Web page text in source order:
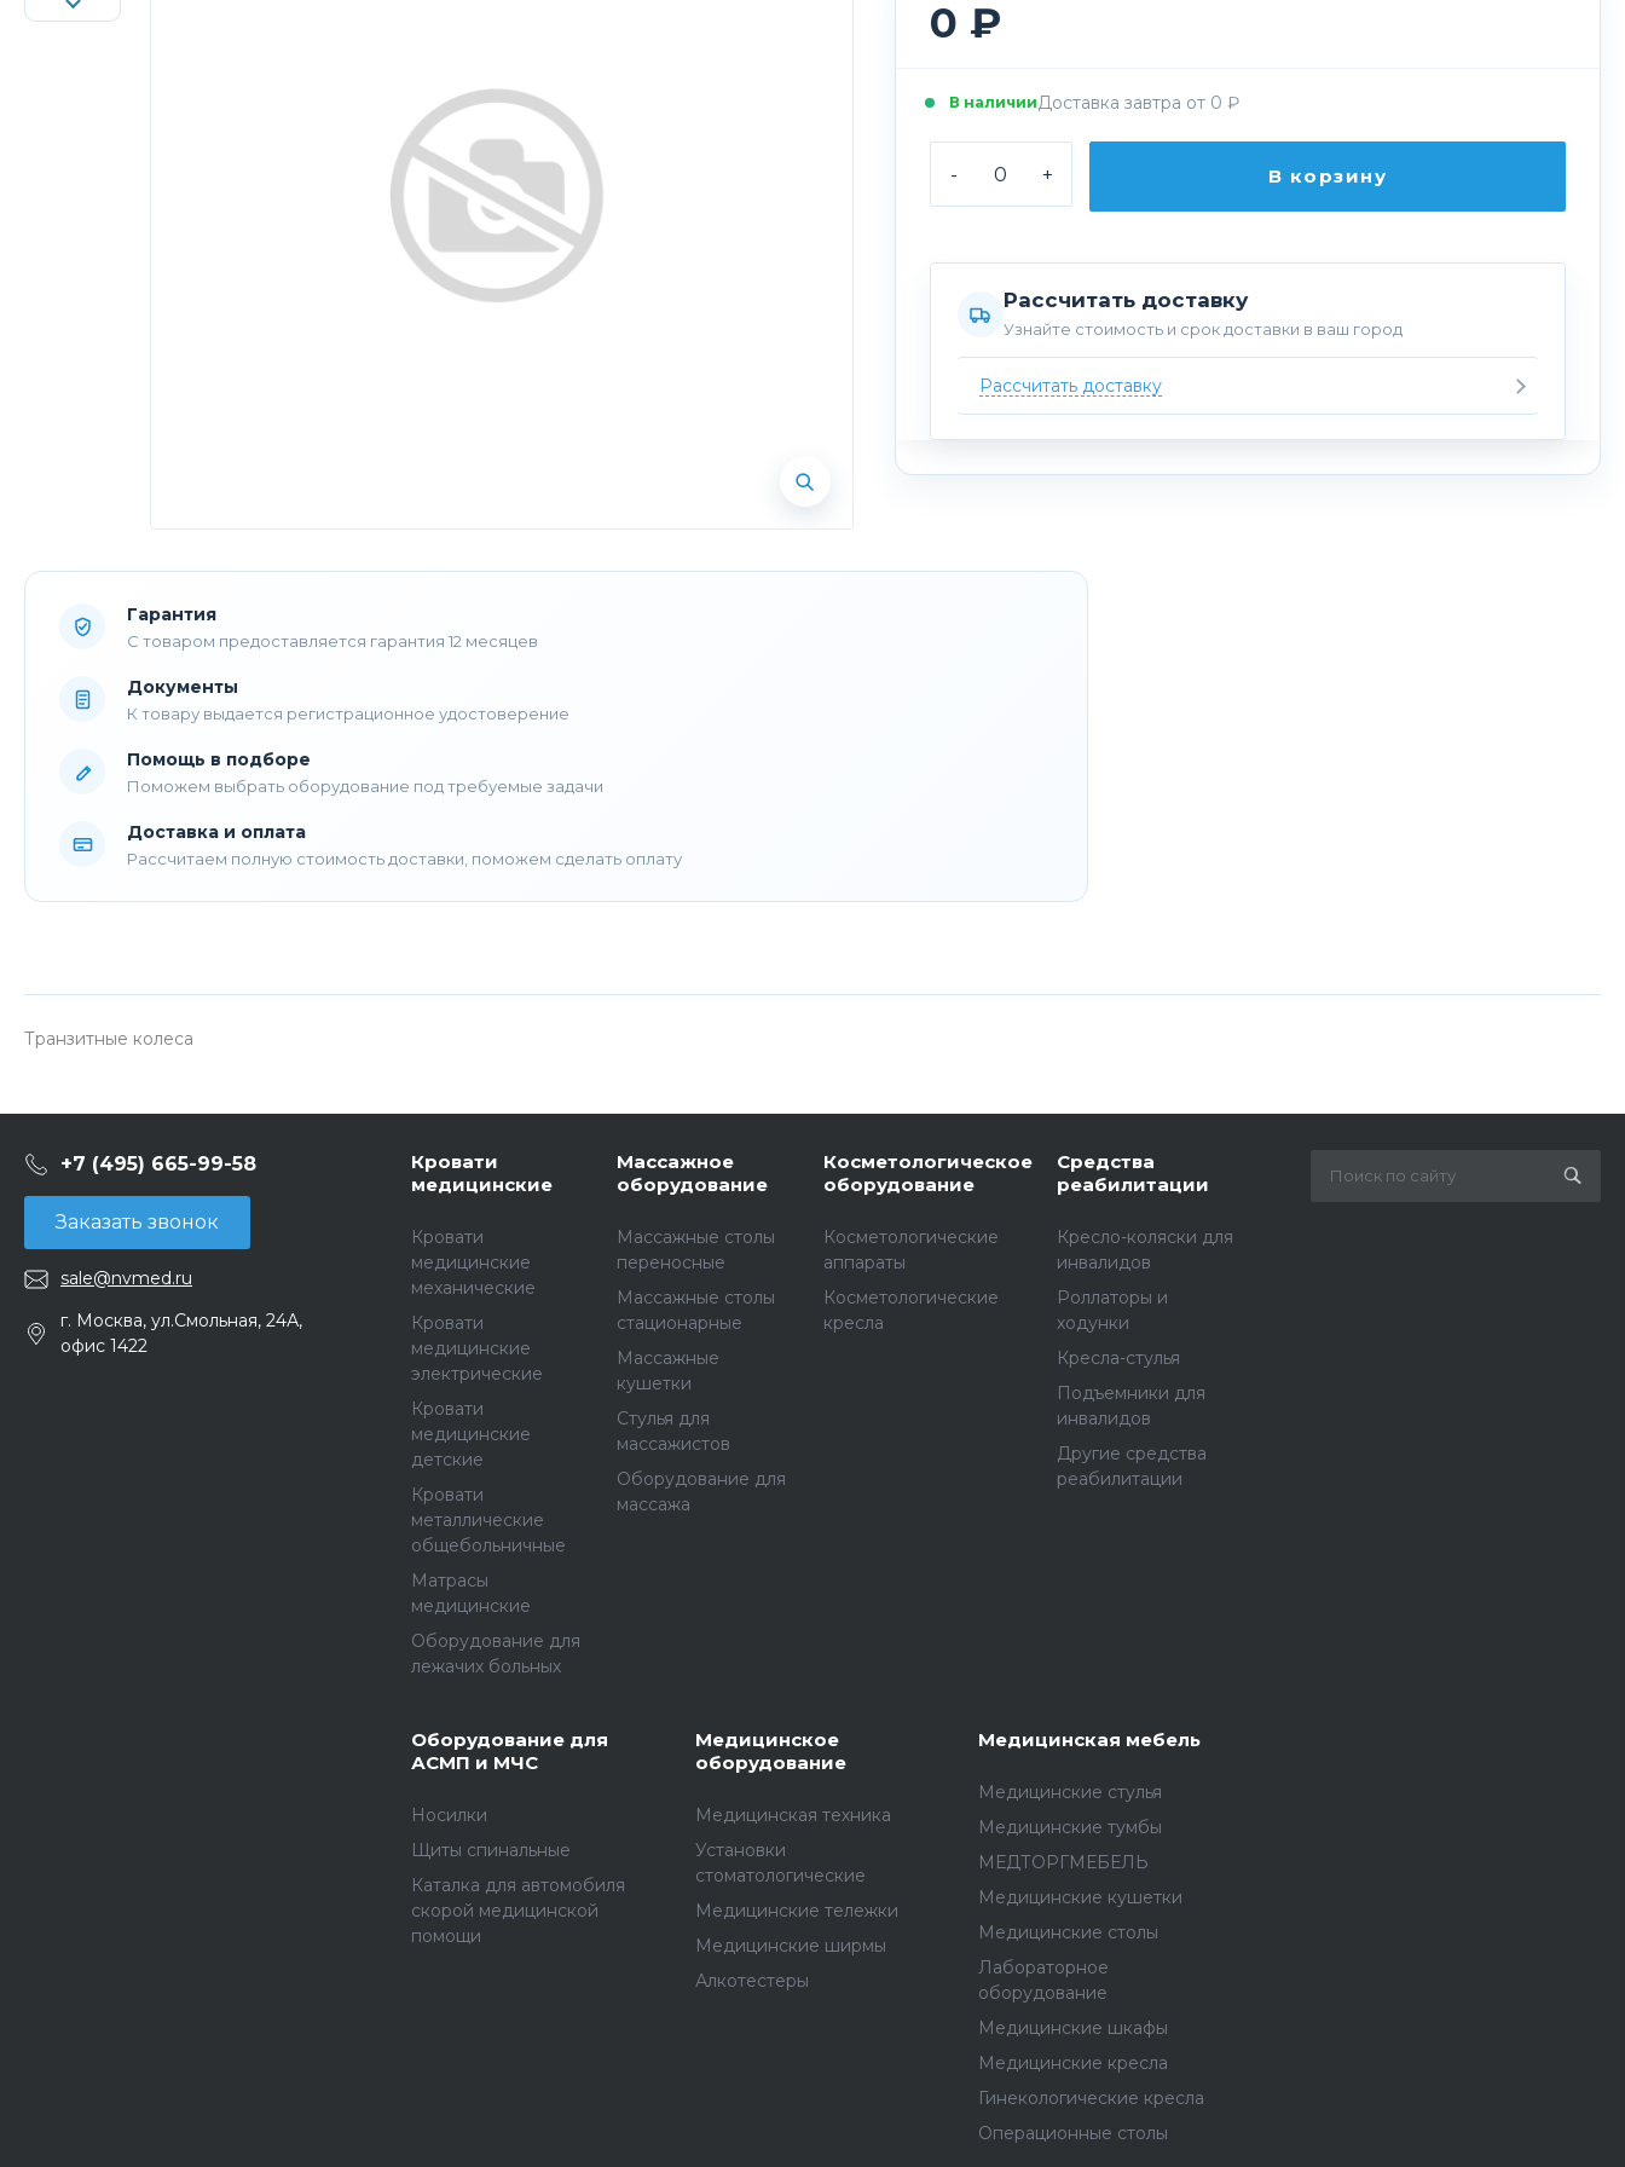
0 ₽
В наличииДоставка завтра от 0 ₽
- + В корзину
Рассчитать доставку
Узнайте стоимость и срок доставки в ваш город
Рассчитать доставку
Гарантия
С товаром предоставляется гарантия 12 месяцев
Документы
К товару выдается регистрационное удостоверение
Помощь в подборе
Поможем выбрать оборудование под требуемые задачи
Доставка и оплата
Рассчитаем полную стоимость доставки, поможем сделать оплату
Транзитные колеса
+7 (495) 665-99-58
Заказать звонок
sale@nvmed.ru
г. Москва, ул.Смольная, 24А,
офис 1422
Кровати
медицинские
Кровати
медицинские
механические
Кровати
медицинские
электрические
Кровати
медицинские
детские
Кровати
металлические
общебольничные
Матрасы
медицинские
Оборудование для
лежачих больных
Массажное
оборудование
Массажные столы
переносные
Массажные столы
стационарные
Массажные
кушетки
Стулья для
массажистов
Оборудование для
массажа
Косметологическое
оборудование
Косметологические
аппараты
Косметологические
кресла
Средства
реабилитации
Кресло-коляски для
инвалидов
Роллаторы и
ходунки
Кресла-стулья
Подъемники для
инвалидов
Другие средства
реабилитации
Оборудование для
АСМП и МЧС
Носилки
Щиты спинальные
Каталка для автомобиля
скорой медицинской
помощи
Медицинское
оборудование
Медицинская техника
Установки
стоматологические
Медицинские тележки
Медицинские ширмы
Алкотестеры
Медицинская мебель
Медицинские стулья
Медицинские тумбы
МЕДТОРГМЕБЕЛЬ
Медицинские кушетки
Медицинские столы
Лабораторное
оборудование
Медицинские шкафы
Медицинские кресла
Гинекологические кресла
Операционные столы